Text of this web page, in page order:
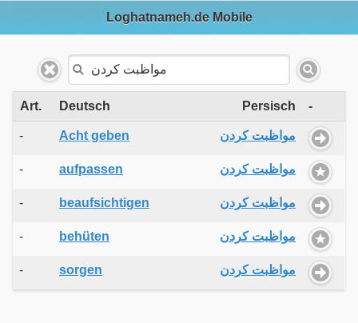
Loghatnameh.de Mobile
Art. Deutsch Persisch -
- Acht geben مواظبت کردن
- aufpassen مواظبت کردن
- beaufsichtigen مواظبت کردن
- behüten مواظبت کردن
- sorgen مواظبت کردن